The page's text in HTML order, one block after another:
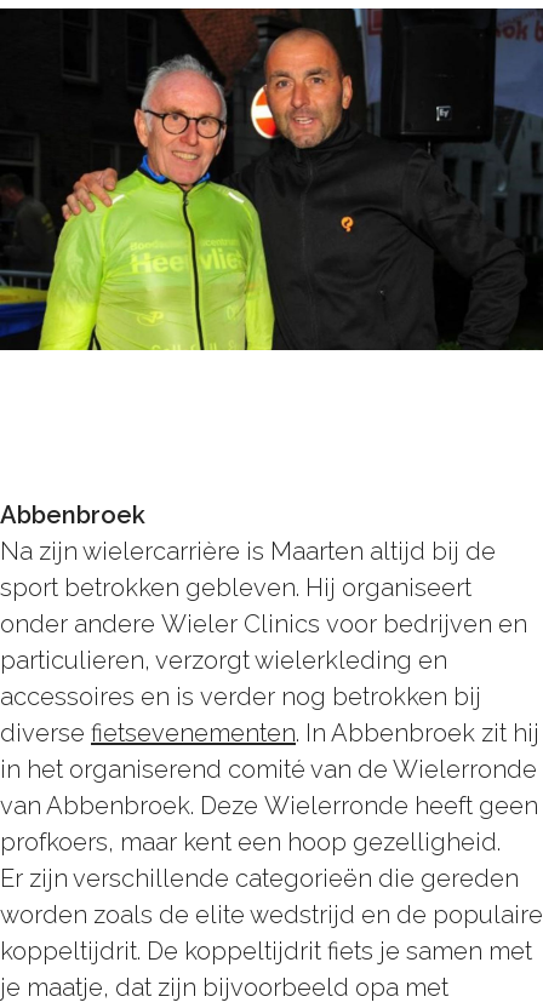
Abbenbroek
Na zijn wielercarrière is Maarten altijd bij de
sport betrokken gebleven. Hij organiseert
onder andere Wieler Clinics voor bedrijven en
particulieren, verzorgt wielerkleding en
accessoires en is verder nog betrokken bij
diverse fietsevenementen. In Abbenbroek zit hij
in het organiserend comité van de Wielerronde
van Abbenbroek. Deze Wielerronde heeft geen
profkoers, maar kent een hoop gezelligheid.
Er zijn verschillende categorieën die gereden
worden zoals de elite wedstrijd en de populaire
koppeltijdrit. De koppeltijdrit fiets je samen met
je maatje, dat zijn bijvoorbeeld opa met